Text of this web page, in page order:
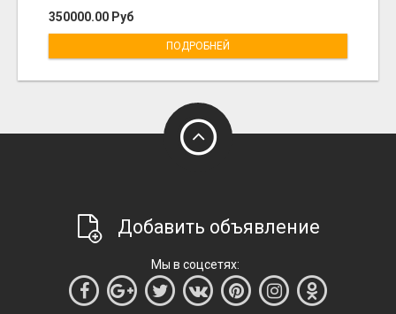
350000.00 Руб
ПОДРОБНЕЙ
Добавить объявление
Мы в соцсетях: